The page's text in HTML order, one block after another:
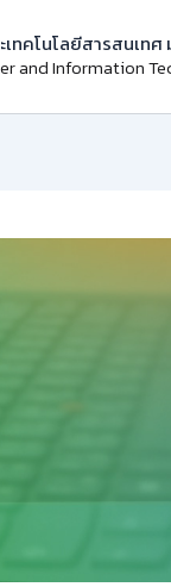
ทคโนโลยีสารสนเทศ
and Information